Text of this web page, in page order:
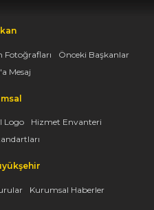
Fotoğrafları
Önceki Başkanlar
Mesaj
Logo
Hizmet Envanteri
Kurumsal Haberler